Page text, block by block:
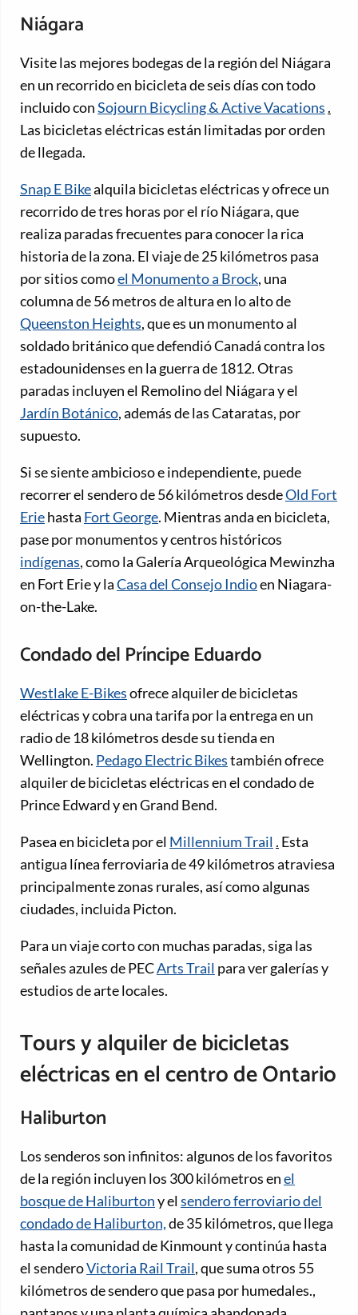
Niágara
Visite las mejores bodegas de la región del Niágara
en un recorrido en bicicleta de seis días con todo
incluido conSojourn Bicycling & Active Vacations .
Las bicicletas eléctricas están limitadas por orden
de llegada.
Snap E Bikealquila bicicletas eléctricas y ofrece un
recorrido de tres horas por el río Niágara, que
realiza paradas frecuentes para conocer la rica
historia de la zona. El viaje de 25 kilómetros pasa
por sitios comoel Monumento a Brock, una
columna de 56 metros de altura en lo alto de
Queenston Heights, que es un monumento al
soldado británico que defendió Canadá contra los
estadounidenses en la guerra de 1812. Otras
paradas incluyen el Remolino del Niágara y el
Jardín Botánico, además de las Cataratas, por
supuesto.
Si se siente ambicioso e independiente, puede
recorrer el sendero de 56 kilómetros desdeOld Fort
Eriehasta Fort George. Mientras anda en bicicleta,
pase por monumentos y centros históricos
indígenas, como la Galería Arqueológica Mewinzha
en Fort Erie y laCasa del Consejo Indioen Niagara-
on-the-Lake.
Condado del Príncipe Eduardo
Westlake E-Bikesofrece alquiler de bicicletas
eléctricas y cobra una tarifa por la entrega en un
radio de 18 kilómetros desde su tienda en
Wellington. Pedago Electric Bikestambién ofrece
alquiler de bicicletas eléctricas en el condado de
Prince Edward y en Grand Bend.
Pasea en bicicleta por el Millennium Trail . Esta
antigua línea ferroviaria de 49 kilómetros atraviesa
principalmente zonas rurales, así como algunas
ciudades, incluida Picton.
Para un viaje corto con muchas paradas, siga las
señales azules de PECArts Trail para ver galerías y
estudios de arte locales.
Tours y alquiler de bicicletas
eléctricas en el centro de Ontario
Haliburton
Los senderos son infinitos: algunos de los favoritos
de la región incluyen los 300 kilómetros enel
bosque de Haliburtony elsendero ferroviario del
condado de Haliburton,de 35 kilómetros, que llega
hasta la comunidad de Kinmount y continúa hasta
el senderoVictoria Rail Trail, que suma otros 55
kilómetros de sendero que pasa por humedales.,